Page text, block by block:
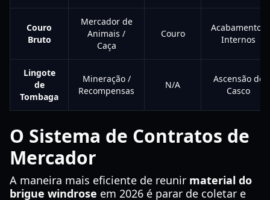
Couro
Bruto
Mercador de
Animais /
Caça
Couro
Acabamentos
Internos
Lingote
de
Tombaga
Mineração /
Recompensas
N/A
Ascensão do
Casco
O Sistema de Contratos de
Mercador
A maneira mais eficiente de reunir material do
brigue windrose em 2026 é parar de coletar e